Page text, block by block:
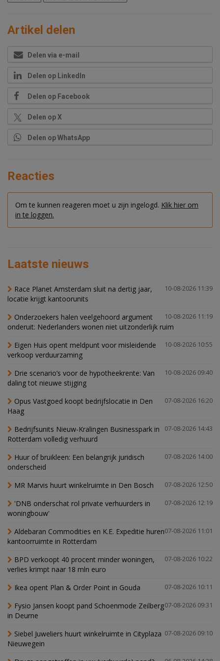
Artikel delen
Delen via e-mail
Delen op LinkedIn
Delen op Facebook
Delen op X
Delen op WhatsApp
Reacties
Om te kunnen reageren moet u zijn ingelogd. Klik hier om
in te loggen.
Laatste nieuws
10-08-2026 11:39
Race Planet Amsterdam sluit na dertig jaar,
locatie krijgt kantoorunits
10-08-2026 11:19
Onderzoekers halen veelgehoord argument
onderuit: Nederlanders wonen niet uitzonderlijk ruim
10-08-2026 10:55
Eigen Huis opent meldpunt voor misleidende
verkoop verduurzaming
10-08-2026 09:40
Drie scenario’s voor de hypotheekrente: Van
daling tot nieuwe stijging
07-08-2026 16:20
Opus Vastgoed koopt bedrijfslocatie in Den
Haag
07-08-2026 14:43
Bedrijfsunits Nieuw-Kralingen Businesspark in
Rotterdam volledig verhuurd
07-08-2026 14:00
Huur of bruikleen: Een belangrijk juridisch
onderscheid
07-08-2026 12:50
MR Marvis huurt winkelruimte in Den Bosch
07-08-2026 12:19
'DNB onderschat rol private verhuurders in
woningbouw'
07-08-2026 11:01
Aldebaran Commodities en K.E. Expeditie huren
kantoorruimte in Rotterdam
07-08-2026 10:22
BPD verkoopt 40 procent minder woningen,
verlies krimpt naar 18 mln euro
07-08-2026 10:11
Ikea opent Plan & Order Point in Gouda
07-08-2026 09:31
Fysio Jansen koopt pand Schoenmode Zeilberg
in Deurne
07-08-2026 09:10
Siebel Juweliers huurt winkelruimte in Cityplaza
Nieuwegein